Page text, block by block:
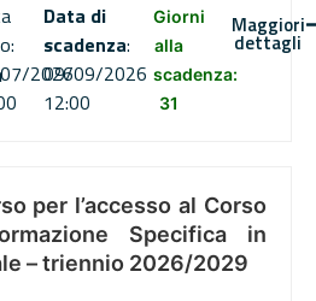
2026
Data di
scadenza:
09/09/2026
12:00
Giorni
alla
scadenza:
31
Maggiori
dettagli
per l’accesso al Corso
Specifica in
– triennio 2026/2029